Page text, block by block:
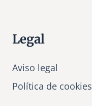
Legal
Aviso legal
Política de cookies